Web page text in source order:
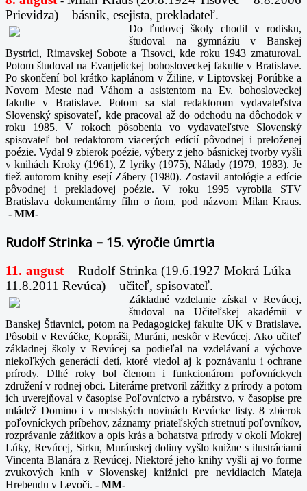
Prievidza) – básnik, esejista, prekladateľ.
Do ľudovej školy chodil v rodisku,
študoval na gymnáziu v Banskej
Bystrici, Rimavskej Sobote a Tisovci, kde roku 1943 zmaturoval.
Potom študoval na Evanjelickej bohosloveckej fakulte v Bratislave.
Po skončení bol krátko kaplánom v Žiline, v Liptovskej Porúbke a
Novom Meste nad Váhom a asistentom na Ev. bohosloveckej
fakulte v Bratislave. Potom sa stal redaktorom vydavateľstva
Slovenský spisovateľ, kde pracoval až do odchodu na dôchodok v
roku 1985. V rokoch pôsobenia vo vydavateľstve Slovenský
spisovateľ bol redaktorom viacerých edícií pôvodnej i preloženej
poézie. Vydal 9 zbierok poézie, výbery z jeho básnickej tvorby vyšli
v knihách Kroky (1961), Z lyriky (1975), Nálady (1979, 1983). Je
tiež autorom knihy esejí Zábery (1980). Zostavil antológie a edície
pôvodnej i prekladovej poézie. V roku 1995 vyrobila STV
Bratislava dokumentárny film o ňom, pod názvom Milan Kraus.
- MM-
Rudolf Strinka – 15. výročie úmrtia
11. august – Rudolf Strinka (19.6.1927 Mokrá Lúka –
11.8.2011 Revúca) – učiteľ, spisovateľ.
Základné vzdelanie získal v Revúcej,
študoval na Učiteľskej akadémii v
Banskej Štiavnici, potom na Pedagogickej fakulte UK v Bratislave.
Pôsobil v Revúčke, Kopráši, Muráni, neskôr v Revúcej. Ako učiteľ
základnej školy v Revúcej sa podieľal na vzdelávaní a výchove
niekoľkých generácií detí, ktoré viedol aj k poznávaniu i ochrane
prírody. Dlhé roky bol členom i funkcionárom poľovníckych
združení v rodnej obci. Literárne pretvoril zážitky z prírody a potom
ich uverejňoval v časopise Poľovníctvo a rybárstvo, v časopise pre
mládež Domino i v mestských novinách Revúcke listy. 8 zbierok
poľovníckych príbehov, záznamy priateľských stretnutí poľovníkov,
rozprávanie zážitkov a opis krás a bohatstva prírody v okolí Mokrej
Lúky, Revúcej, Sirku, Muránskej doliny vyšlo knižne s ilustráciami
Vincenta Blanára z Revúcej. Niektoré jeho knihy vyšli aj vo forme
zvukových kníh v Slovenskej knižnici pre nevidiacich Mateja
Hrebendu v Levoči. - MM-